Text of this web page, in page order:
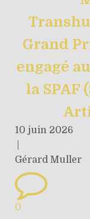
Grand
engagé
la SPAF
10 juin 2026
Gérard Muller
0